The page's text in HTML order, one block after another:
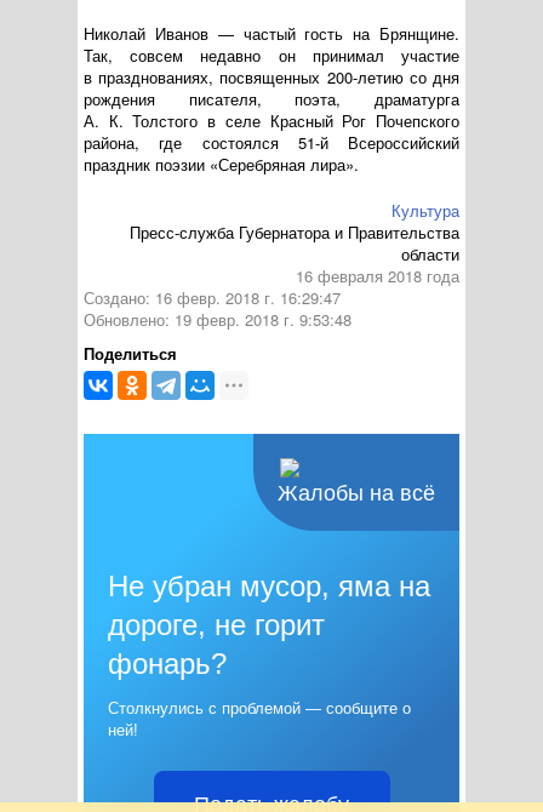
Николай Иванов — частый гость на Брянщине.
Так, совсем недавно он принимал участие
в празднованиях, посвященных 200-летиюсо дня
рождения писателя, поэта, драматурга
А. К. Толстого в селе Красный Рог Почепского
района, где состоялся 51-йВсероссийский
праздник поэзии «Серебряная лира».
Культура
Пресс-служба Губернатора и Правительства
области
16 февраля 2018 года
Создано: 16 февр. 2018 г. 16:29:47
Обновлено: 19 февр. 2018 г. 9:53:48
Поделиться
Жалобы на всё
Не убран мусор, яма на
дороге, не горит
фонарь?
Столкнулись с проблемой — сообщите о
ней!
Подать жалобу